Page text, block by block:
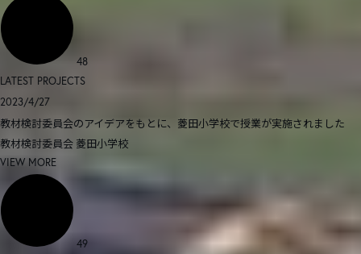
48
LATEST PROJECTS
2023/4/27
教材検討委員会のアイデアをもとに、菱田小学校で授業が実施されました
教材検討委員会 菱田小学校
VIEW MORE
49